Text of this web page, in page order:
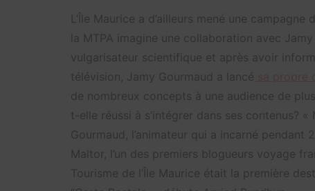
L’Île Maurice a d’ailleurs mené une
la MTPA imagine une collaboration avec
vulgarisateur scientifique et après avoir
télévision, Jamy Gourmaud a lancé
de nombreux concepts à une audience de
t-elle réussi à s’intégrer dans ses contenus?
Gourmaud, l’animateur qui a incarné pendant
Maltor, l’un des premiers blogueurs voyage
Tourisme de l’Île Maurice était la première